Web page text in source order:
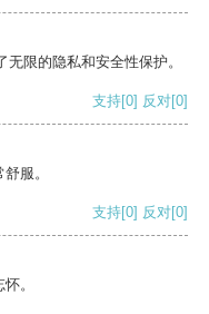
限的隐私和安全性保护。
支持[0] 反对[0]
服。
支持[0] 反对[0]
。